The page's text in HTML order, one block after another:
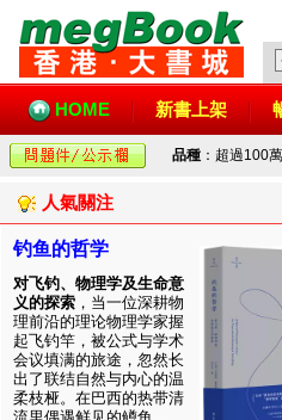
HOME 新書上架
品種 ：超過100
人氣關注
钓鱼的哲学
对飞钓、物理学及生命意
义的探索 ，当一位深耕物
理前沿的理论物理学家握
起飞钓竿，被公式与学术
会议填满的旅途，忽然长
出了联结自然与内心的温
柔枝桠。在巴西的热带清